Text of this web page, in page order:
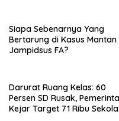
Siapa Sebenarnya Yang
Bertarung di Kasus Mantan
Jampidsus FA?
Darurat Ruang Kelas: 60
Persen SD Rusak,
Kejar Target 71 Ribu